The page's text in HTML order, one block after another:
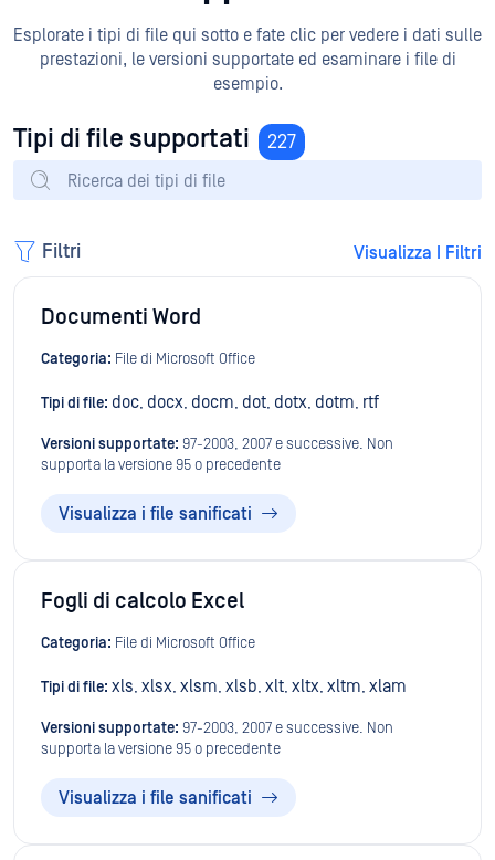
Esplorate i tipi di file qui sotto e fate clic per vedere i dati sulle
prestazioni, le versioni supportate ed esaminare i file di
esempio.
Tipi di file supportati 227
Filtri Visualizza I Filtri
Documenti Word
Categoria: File di Microsoft Office
Tipi di file: doc, docx, docm, dot, dotx, dotm, rtf
Versioni supportate: 97-2003, 2007 e successive. Non
supporta la versione 95 o precedente
Visualizza i file sanificati
Fogli di calcolo Excel
Categoria: File di Microsoft Office
Tipi di file: xls, xlsx, xlsm, xlsb, xlt, xltx, xltm, xlam
Versioni supportate: 97-2003, 2007 e successive. Non
supporta la versione 95 o precedente
Visualizza i file sanificati